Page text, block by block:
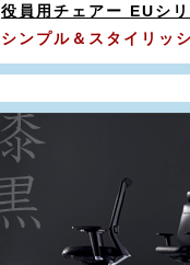
役員用チェアー EUシ
シンプル＆スタイリッ